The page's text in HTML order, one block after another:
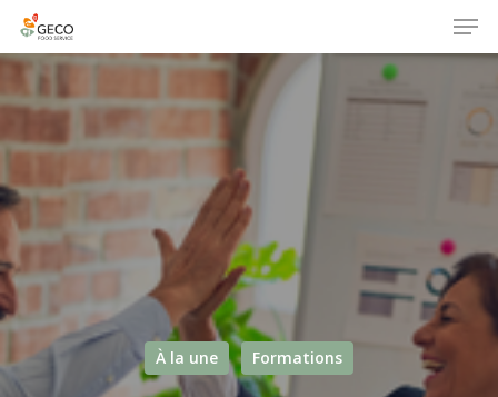
À la une Formations